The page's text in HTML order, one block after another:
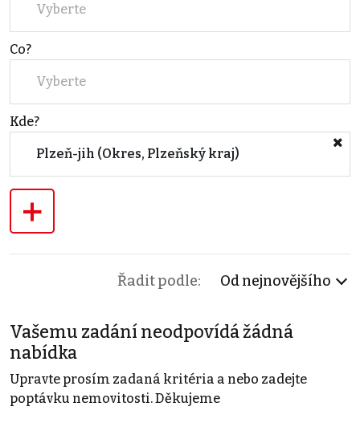
Vyberte
Co?
Vyberte
Kde?
Plzeň-jih (Okres, Plzeňský kraj)
+
Řadit podle: Od nejnovějšího
Vašemu zadání neodpovídá žádná
nabídka
Upravte prosím zadaná kritéria a nebo zadejte
poptávku nemovitosti. Děkujeme